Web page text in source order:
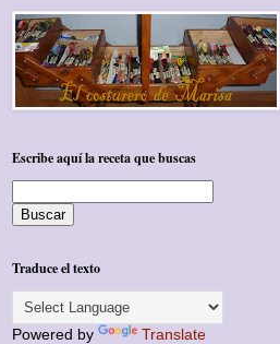
Escribe aquí la receta que buscas
Traduce el texto
Powered by Translate